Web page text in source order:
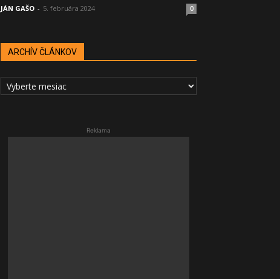
JÁN GAŠO - 5. februára 2024 0
ARCHÍV ČLÁNKOV
ARCHÍV
ČLÁNKOV
Reklama